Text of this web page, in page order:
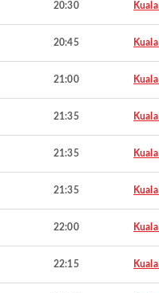
20:30
20:45
21:00
21:35
21:35
21:35
22:00
22:15